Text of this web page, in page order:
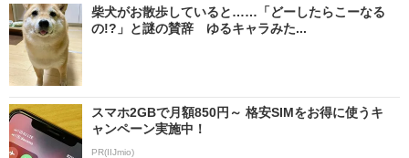
柴犬がお散歩していると……「どーしたらこーなる
の!?」と謎の賛辞 ゆるキャラみた...
スマホ2GBで月額850円～ 格安SIMをお得に使うキ
ャンペーン実施中！
PR(IIJmio)